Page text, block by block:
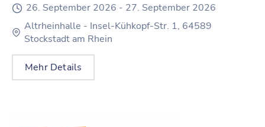
26. September 2026 - 27. September 2026
Altrheinhalle - Insel-Kühkopf-Str. 1, 64589
Stockstadt am Rhein
Mehr Details